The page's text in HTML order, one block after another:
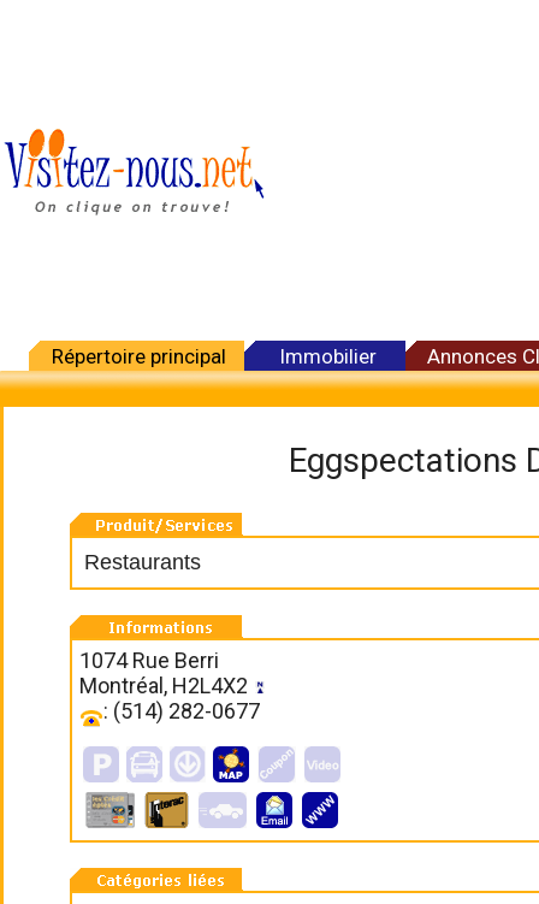
Répertoire principal Immobilier Annonces
Eggspectations
Restaurants
1074 Rue Berri
Montréal, H2L4X2
: (514) 282-0677